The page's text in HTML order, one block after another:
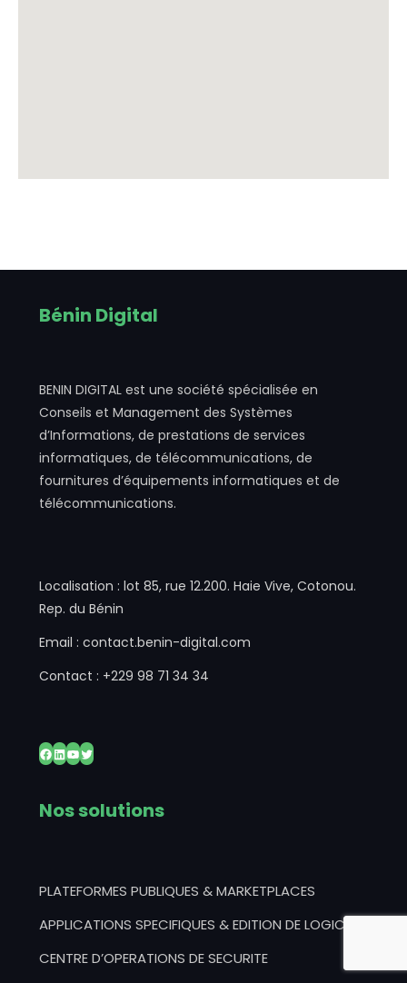
Bénin Digital
BENIN DIGITAL est une société spécialisée en
Conseils et Management des Systèmes
d’Informations, de prestations de services
informatiques, de télécommunications, de
fournitures d’équipements informatiques et de
télécommunications.
Localisation : lot 85, rue 12.200. Haie Vive, Cotonou.
Rep. du Bénin
Email : contact.benin-digital.com
Contact : +229 98 71 34 34
Nos solutions
PLATEFORMES PUBLIQUES & MARKETPLACES
APPLICATIONS SPECIFIQUES & EDITION DE LOGICIELS
CENTRE D’OPERATIONS DE SECURITE